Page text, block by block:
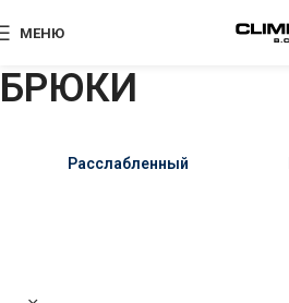
МЕНЮ
БРЮКИ
Расслабленный